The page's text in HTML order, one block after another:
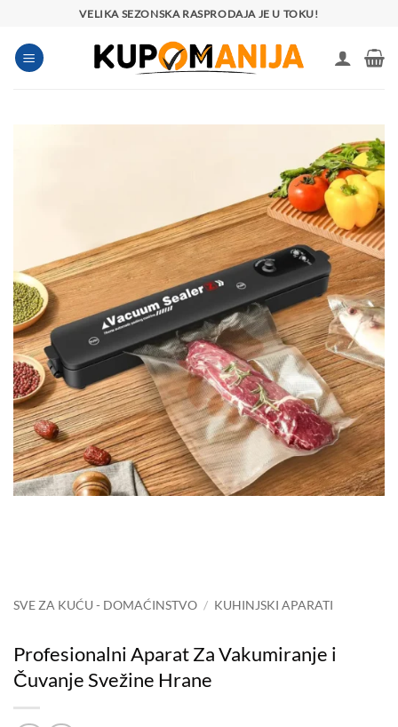
sadržaj
VELIKA SEZONSKA RASPRODAJA JE U TOKU!
SVE ZA KUĆU - DOMAĆINSTVO / KUHINJSKI APARATI
Profesionalni Aparat Za Vakumiranje i
Čuvanje Svežine Hrane